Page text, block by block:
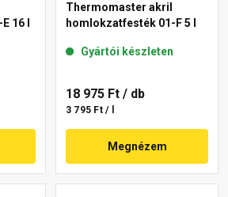
16 l
Thermomaster akril
homlokzatfesték 01-F 5 l
Gyártói készleten
18 975 Ft / db
3 795 Ft / l
Megnézem